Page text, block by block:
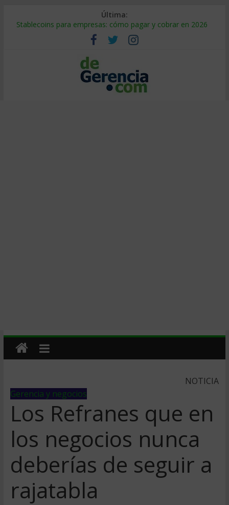
Última:
Stablecoins para empresas: cómo pagar y cobrar en 2026
Despido silencioso: qué es y por qué sale tan caro
IA en selección de personal: cómo auditarla a tiempo
Trabajo forzoso en la cadena de suministro: qué hacer
Mercado hispano de EE. UU.: cómo segmentarlo y venderle
NOTICIA
Gerencia y negocios
Los Refranes que en
los negocios nunca
deberías de seguir a
rajatabla